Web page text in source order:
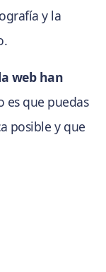
y la
web han
es que puedas
posible y que